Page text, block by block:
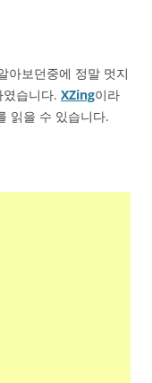
아보던중에 정말 멋지
습니다. XZing이라
읽을 수 있습니다.